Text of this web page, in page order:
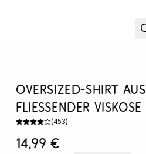
Oversized-Shirt aus
fließender Viskose
(453)
14,99 €